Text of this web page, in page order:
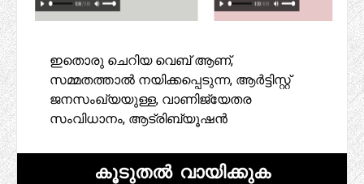
ഇതൊരു ചെറിയ വെബ് ആണ്,
സമ്മതത്താൽ നയിക്കപ്പെടുന്ന, ആർട്ടിസ്റ്റ്
ജനസംഖ്യയുള്ള, വാണിജ്യേതര
സംവിധാനം, ആട്രിബ്യൂഷൻ
കൂടുതൽ വായിക്കുക